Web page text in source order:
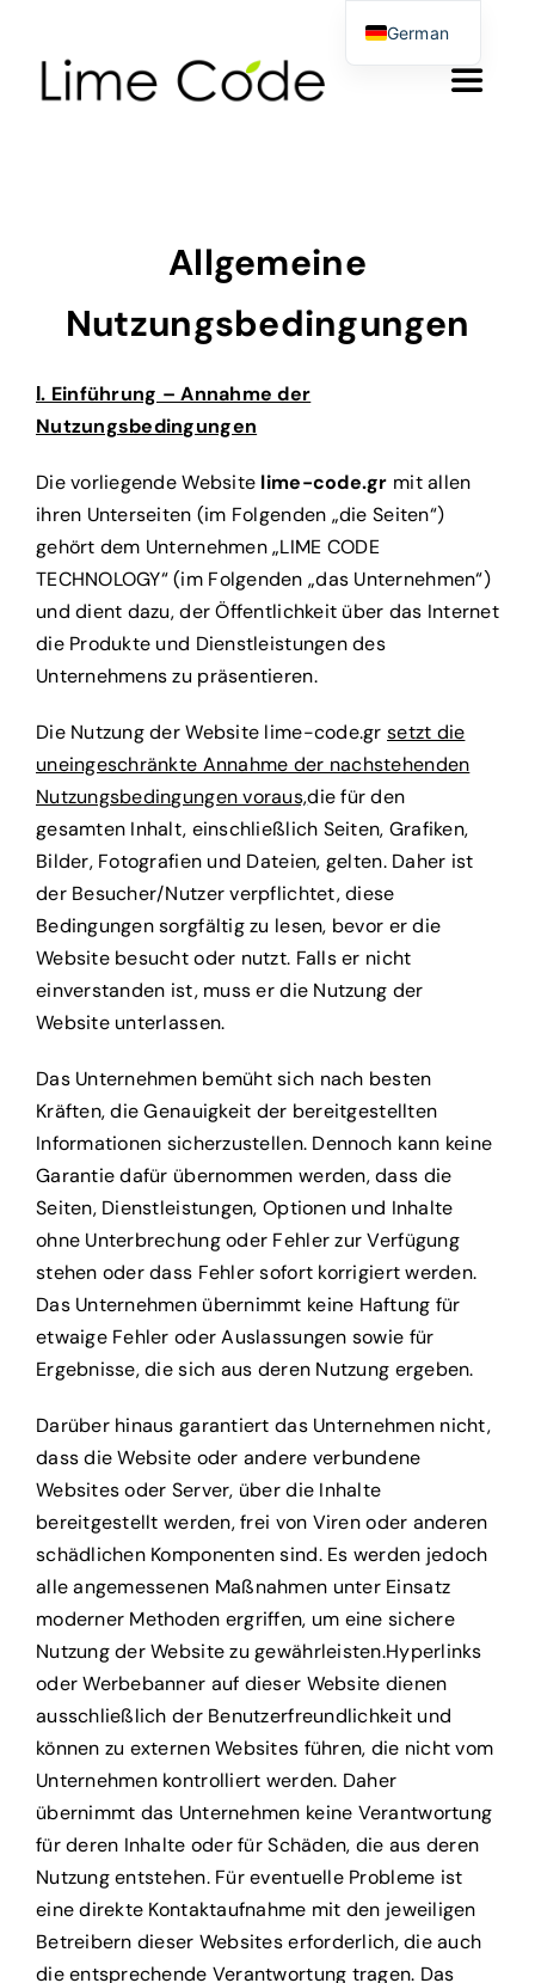
content
Toggle
Produkte & Dienstleistungen
Über uns
Blog
Kontakt
Angebot anfordern
Allgemeine
Nutzungsbedingungen
Ι. Einführung – Annahme der
Nutzungsbedingungen
Die vorliegende Website lime-code.gr mit allen
ihren Unterseiten (im Folgenden „die Seiten“)
gehört dem Unternehmen „LIME CODE
TECHNOLOGY“ (im Folgenden „das Unternehmen“)
und dient dazu, der Öffentlichkeit über das Internet
die Produkte und Dienstleistungen des
Unternehmens zu präsentieren.
Die Nutzung der Website lime-code.gr setzt die
uneingeschränkte Annahme der nachstehenden
Nutzungsbedingungen voraus,die für den
gesamten Inhalt, einschließlich Seiten, Grafiken,
Bilder, Fotografien und Dateien, gelten. Daher ist
der Besucher/Nutzer verpflichtet, diese
Bedingungen sorgfältig zu lesen, bevor er die
Website besucht oder nutzt. Falls er nicht
einverstanden ist, muss er die Nutzung der
Website unterlassen.
Das Unternehmen bemüht sich nach besten
Kräften, die Genauigkeit der bereitgestellten
Informationen sicherzustellen. Dennoch kann keine
Garantie dafür übernommen werden, dass die
Seiten, Dienstleistungen, Optionen und Inhalte
ohne Unterbrechung oder Fehler zur Verfügung
stehen oder dass Fehler sofort korrigiert werden.
Das Unternehmen übernimmt keine Haftung für
etwaige Fehler oder Auslassungen sowie für
Ergebnisse, die sich aus deren Nutzung ergeben.
Darüber hinaus garantiert das Unternehmen nicht,
dass die Website oder andere verbundene
Websites oder Server, über die Inhalte
bereitgestellt werden, frei von Viren oder anderen
schädlichen Komponenten sind. Es werden jedoch
alle angemessenen Maßnahmen unter Einsatz
moderner Methoden ergriffen, um eine sichere
Nutzung der Website zu gewährleisten.Hyperlinks
oder Werbebanner auf dieser Website dienen
ausschließlich der Benutzerfreundlichkeit und
können zu externen Websites führen, die nicht vom
Unternehmen kontrolliert werden. Daher
übernimmt das Unternehmen keine Verantwortung
für deren Inhalte oder für Schäden, die aus deren
Nutzung entstehen. Für eventuelle Probleme ist
eine direkte Kontaktaufnahme mit den jeweiligen
Betreibern dieser Websites erforderlich, die auch
die entsprechende Verantwortung tragen. Das
German